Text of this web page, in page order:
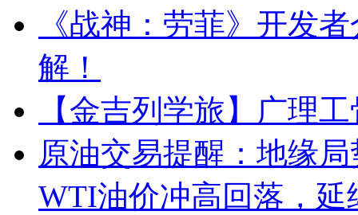
《战神：劳菲》开发
解！
【金吉列学旅】广理
原油交易提醒：地缘
WTI油价冲高回落，延